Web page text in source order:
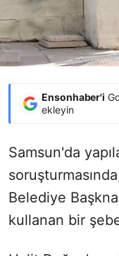
Ensonhaber'i
ekleyin
Samsun'da
Belediye
kullanan bir